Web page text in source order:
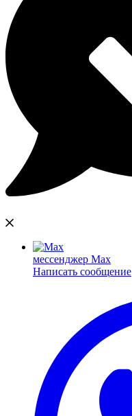
мессенджер Max
Написать сообщение